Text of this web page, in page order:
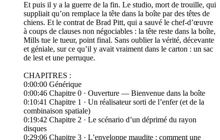
Et puis il y a la guerre de la fin. Le studio, mort de trouille, qui
suppliait qu’on remplace la tête dans la boîte par des têtes de
chiens. Et le contrat de Brad Pitt, qui a sauvé le chef-d’œuvre
à coups de clauses non négociables : la tête reste dans la boîte,
Mills tue le tueur, point final. Sans oublier la vérité, décevante
et géniale, sur ce qu’il y avait vraiment dans le carton : un sac
de lest et une perruque.
CHAPITRES :
0:00:00 Générique
0:00:46 Chapitre 0 · Ouverture — Bienvenue dans la boîte
0:10:41 Chapitre 1 · Un réalisateur sorti de l’enfer (et de la
combinaison spatiale)
0:19:42 Chapitre 2 · Le scénario d’un déprimé du rayon
disques
0:29:06 Chapitre 3 · L’enveloppe maudite : comment une